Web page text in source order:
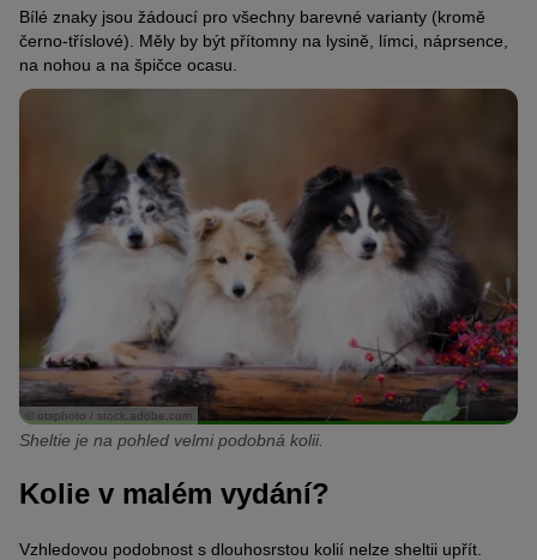
Bílé znaky jsou žádoucí pro všechny barevné varianty (kromě
černo-tříslové). Měly by být přítomny na lysině, límci, náprsence,
na nohou a na špičce ocasu.
© otsphoto / stock.adobe.com
Sheltie je na pohled velmi podobná kolii.
Kolie v malém vydání?
Vzhledovou podobnost s dlouhosrstou kolií nelze sheltii upřít.